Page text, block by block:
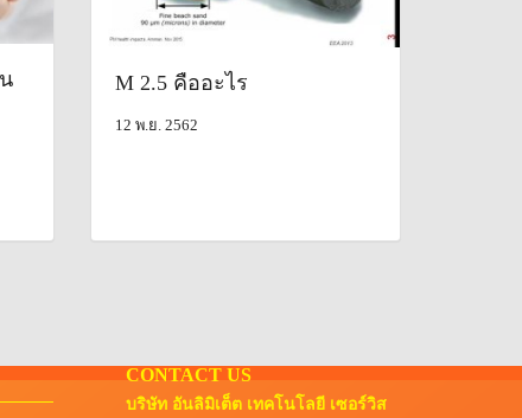
M 2.5 คืออะไร
12 พ.ย. 2562
CONTACT US
บริษัท อันลิมิเต็ต เทคโนโลยี เซอร์วิส